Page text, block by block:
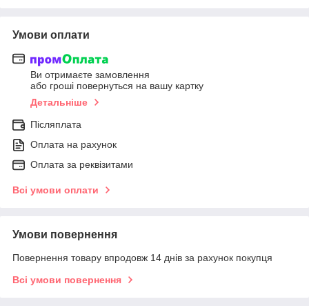
Умови оплати
Ви отримаєте замовлення
або гроші повернуться на вашу картку
Детальніше
Післяплата
Оплата на рахунок
Оплата за реквізитами
Всі умови оплати
Умови повернення
Повернення товару впродовж 14 днів за рахунок покупця
Всі умови повернення